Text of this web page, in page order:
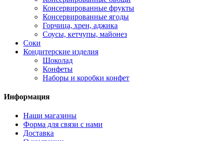
Консервированные фрукты
Консервированные ягоды
Горчица, хрен, аджика
Соусы, кетчупы, майонез
Соки
Кондитерские изделия
Шоколад
Конфеты
Наборы и коробки конфет
Информация
Наши магазины
Форма для связи с нами
Доставка